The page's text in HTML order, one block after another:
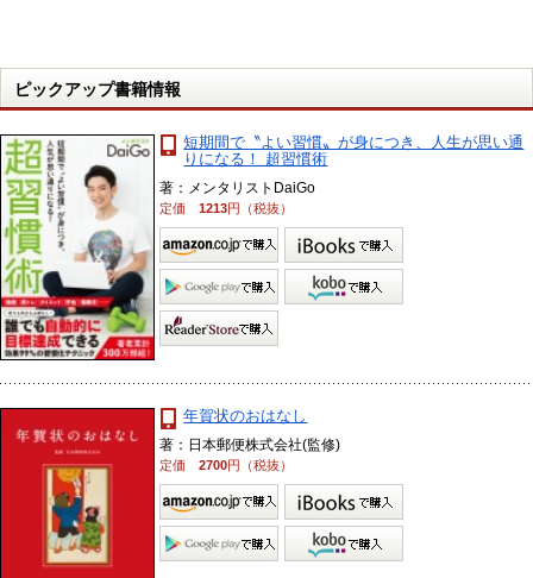
ピックアップ書籍情報
短期間で〝よい習慣〟が身につき、人生が思い通
りになる！ 超習慣術
著：メンタリストDaiGo
定価1213円（税抜）
年賀状のおはなし
著：日本郵便株式会社(監修)
定価2700円（税抜）